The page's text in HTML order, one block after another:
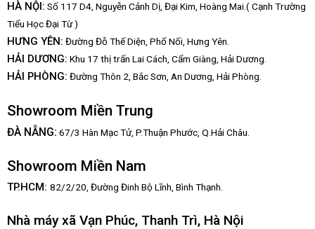
HÀ NỘI: Số 117 D4, Nguyễn Cảnh Dị, Đại Kim, Hoàng Mai.( Cạnh Trường
Tiểu Học Đại Từ )
HƯNG YÊN: Đường Đỗ Thế Diện, Phố Nối, Hưng Yên.
HẢI DƯƠNG: Khu 17 thị trấn Lai Cách, Cẩm Giàng, Hải Dương.
HẢI PHÒNG: Đường Thôn 2, Bắc Sơn, An Dương, Hải Phòng.
Showroom Miền Trung
ĐÀ NẴNG: 67/3 Hàn Mạc Tử, P.Thuận Phước, Q.Hải Châu.
Showroom Miền Nam
TP.HCM: 82/2/20, Đường Đinh Bộ Lĩnh, Bình Thạnh.
Nhà máy xã Vạn Phúc, Thanh Trì, Hà Nội